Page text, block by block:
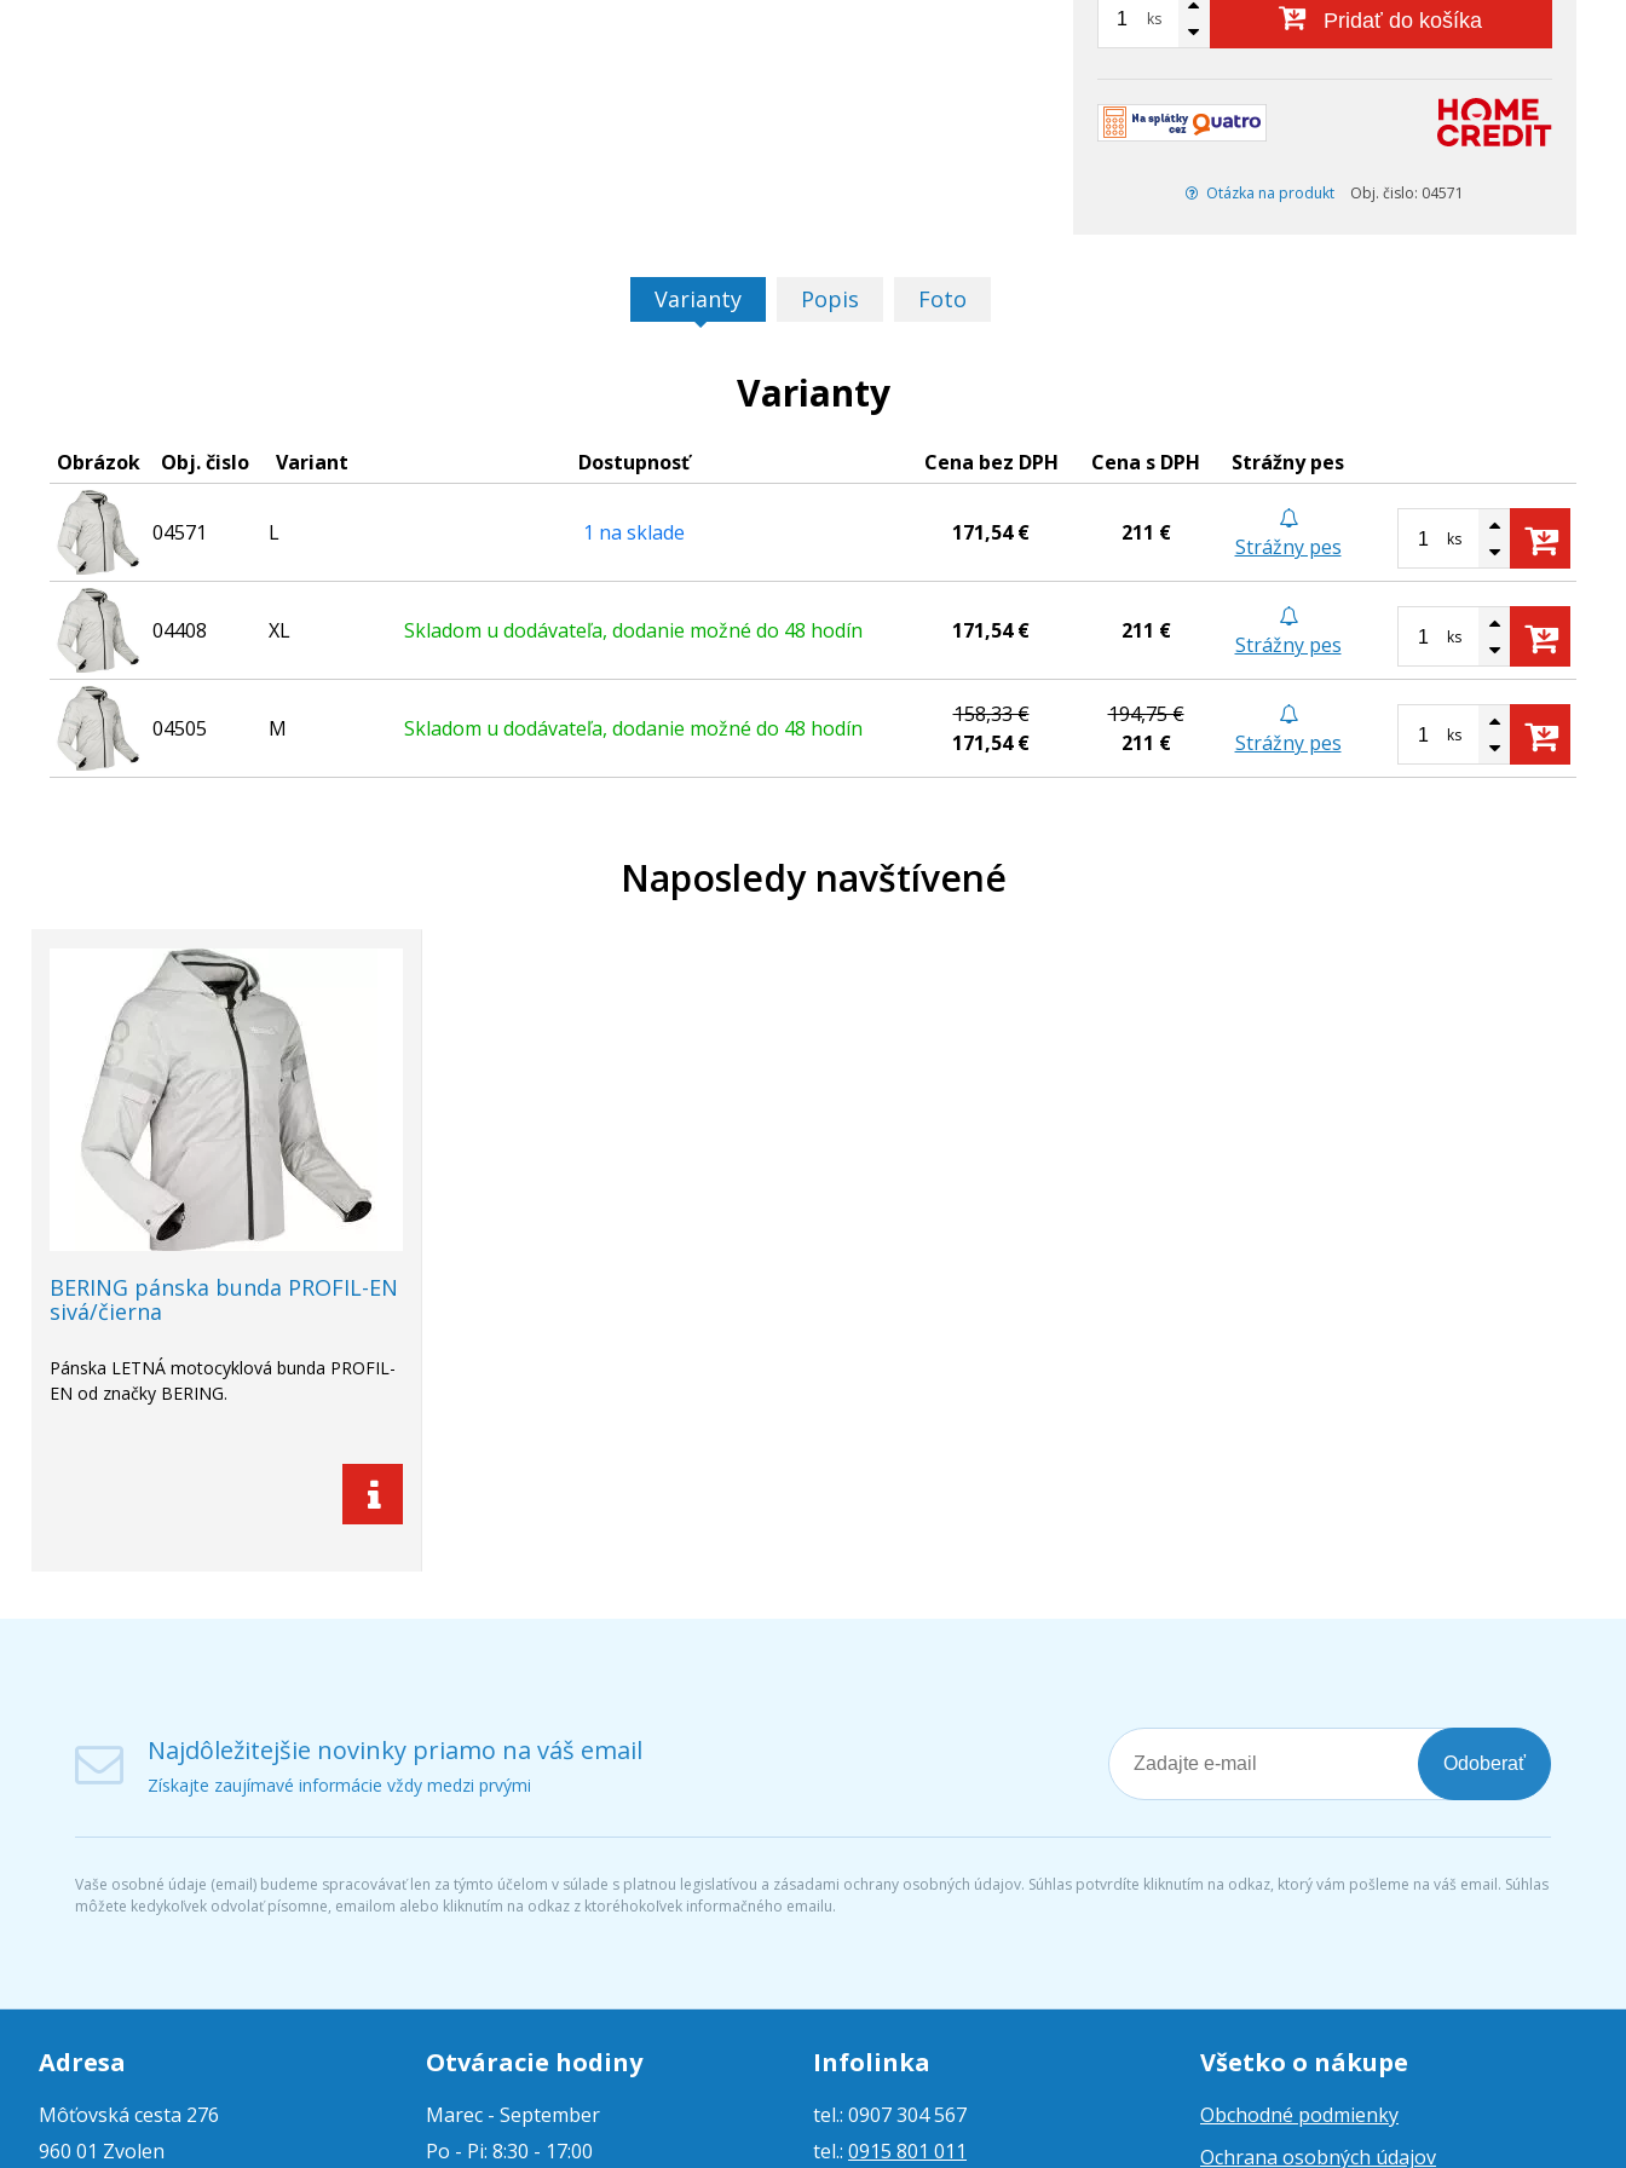
ks Pridať do košíka
Otázka na produkt Obj. čislo: 04571
Varianty Popis Foto
Varianty
Obrázok Obj. čislo Variant Dostupnosť Cena bez DPH Cena s DPH Strážny pes
04571 L 1 na sklade 171,54 € 211 €
Strážny pes ks
04408 XL Skladom u dodávateľa, dodanie možné do 48 hodín 171,54 € 211 €
Strážny pes ks
04505 M Skladom u dodávateľa, dodanie možné do 48 hodín
158,33 €
171,54 €
194,75 €
211 €
Strážny pes ks
Naposledy navštívené
BERING pánska bunda PROFIL-EN
sivá/čierna
Pánska LETNÁ motocyklová bunda PROFIL-
EN od značky BERING.
Najdôležitejšie novinky priamo na váš email
Získajte zaujímavé informácie vždy medzi prvými
Odoberať
Vaše osobné údaje (email) budeme spracovávať len za týmto účelom v súlade s platnou legislatívou a zásadami ochrany osobných údajov. Súhlas potvrdíte kliknutím na odkaz, ktorý vám pošleme na váš email. Súhlas
môžete kedykoľvek odvolať písomne, emailom alebo kliknutím na odkaz z ktoréhokoľvek informačného emailu.
Adresa
Môťovská cesta 276
960 01 Zvolen
Otváracie hodiny
Marec - September
Po - Pi: 8:30 - 17:00
Infolinka
tel.: 0907 304 567
tel.: 0915 801 011
Všetko o nákupe
Obchodné podmienky
Ochrana osobných údajov